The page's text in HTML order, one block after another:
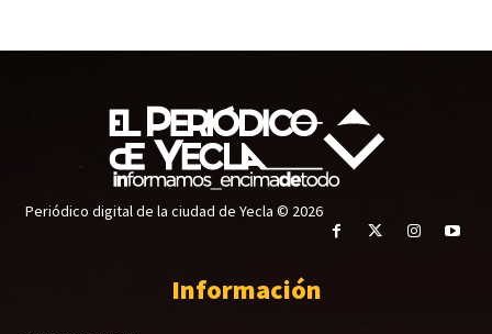
Periódico digital de la ciudad de Yecla © 2026
Información